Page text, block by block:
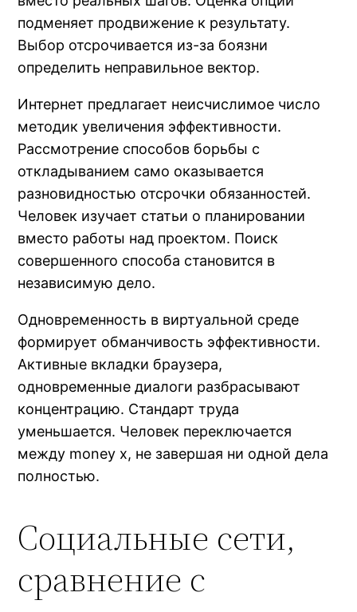
подменяет продвижение к результату.
Выбор отсрочивается из-за боязни
определить неправильное вектор.
Интернет предлагает неисчислимое число
методик увеличения эффективности.
Рассмотрение способов борьбы с
откладыванием само оказывается
разновидностью отсрочки обязанностей.
Человек изучает статьи о планировании
вместо работы над проектом. Поиск
совершенного способа становится в
независимую дело.
Одновременность в виртуальной среде
формирует обманчивость эффективности.
Активные вкладки браузера,
одновременные диалоги разбрасывают
концентрацию. Стандарт труда
уменьшается. Человек переключается
между money x, не завершая ни одной дела
полностью.
Социальные сети,
сравнение с